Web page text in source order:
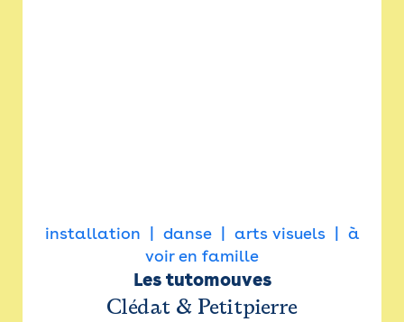
installation danse arts visuels
à
voir en famille
Les tutomouves
Clédat & Petitpierre